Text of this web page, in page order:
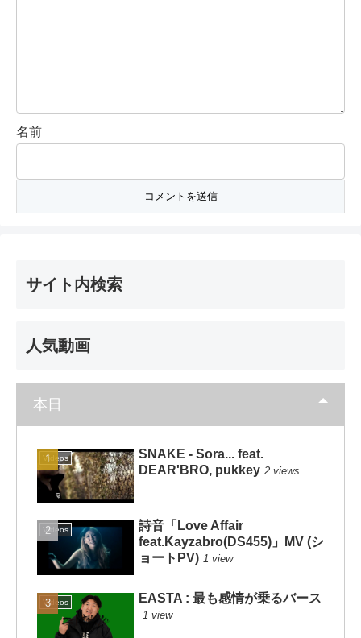
名前
サイト内検索
人気動画
本日
Videos
SNAKE - Sora... feat.
DEAR'BRO, pukkey 2 views
Videos
詩音「Love Affair
feat.Kayzabro(DS455)」MV (シ
ョートPV) 1 view
Videos EASTA : 最も感情が乗るバース
1 view